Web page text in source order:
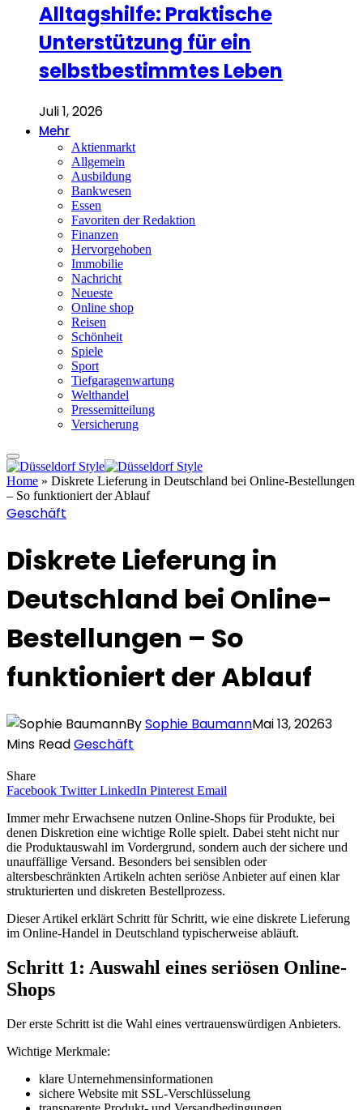
Alltagshilfe: Praktische
Unterstützung für ein
selbstbestimmtes Leben
Juli 1, 2026
Mehr
Aktienmarkt
Allgemein
Ausbildung
Bankwesen
Essen
Favoriten der Redaktion
Finanzen
Hervorgehoben
Immobilie
Nachricht
Neueste
Online shop
Reisen
Schönheit
Spiele
Sport
Tiefgaragenwartung
Welthandel
Pressemitteilung
Versicherung
Home » Diskrete Lieferung in Deutschland bei Online-Bestellungen
– So funktioniert der Ablauf
Geschäft
Diskrete Lieferung in
Deutschland bei Online-
Bestellungen – So
funktioniert der Ablauf
BySophie BaumannMai 13, 20263
Mins ReadGeschäft
Share
Facebook Twitter LinkedIn Pinterest Email
Immer mehr Erwachsene nutzen Online-Shops für Produkte, bei
denen Diskretion eine wichtige Rolle spielt. Dabei steht nicht nur
die Produktauswahl im Vordergrund, sondern auch der sichere und
unauffällige Versand. Besonders bei sensiblen oder
altersbeschränkten Artikeln achten seriöse Anbieter auf einen klar
strukturierten und diskreten Bestellprozess.
Dieser Artikel erklärt Schritt für Schritt, wie eine diskrete Lieferung
im Online-Handel in Deutschland typischerweise abläuft.
Schritt 1: Auswahl eines seriösen Online-
Shops
Der erste Schritt ist die Wahl eines vertrauenswürdigen Anbieters.
Wichtige Merkmale:
klare Unternehmensinformationen
sichere Website mit SSL-Verschlüsselung